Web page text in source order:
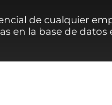
de cualquier
en la base de